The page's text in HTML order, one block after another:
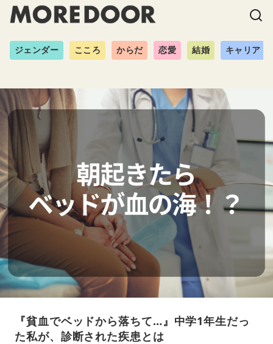
ジェンダー こころ からだ 恋愛 結婚 キャリア
『貧血でベッドから落ちて…』中学1年生だっ
た私が、診断された疾患とは